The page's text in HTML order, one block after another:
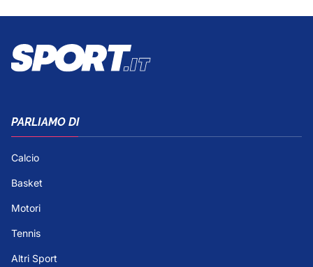
PARLIAMO DI
Calcio
Basket
Motori
Tennis
Altri Sport